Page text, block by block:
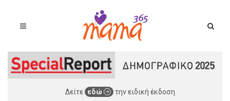
Δείτε εδώ την ειδική έκδοση